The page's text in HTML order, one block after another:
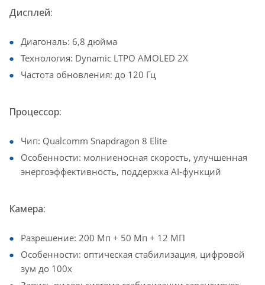
Дисплей:
Диагональ: 6,8 дюйма
Технология: Dynamic LTPO AMOLED 2X
Частота обновления: до 120 Гц
Процессор:
Чип: Qualcomm Snapdragon 8 Elite
Особенности: молниеносная скорость, улучшенная
энергоэффективность, поддержка AI-функций
Камера:
Разрешение: 200 Мп + 50 Мп + 12 МП
Особенности: оптическая стабилизация, цифровой
зум до 100х